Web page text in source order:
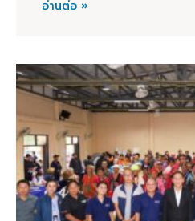
อ่านต่อ »